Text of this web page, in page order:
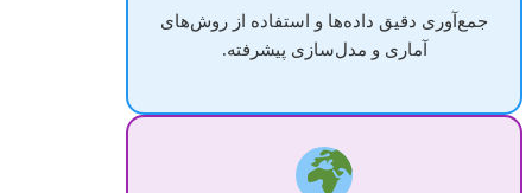
جمع‌آوری دقیق داده‌ها و استفاده از روش‌های
آماری و مدل‌سازی پیشرفته.